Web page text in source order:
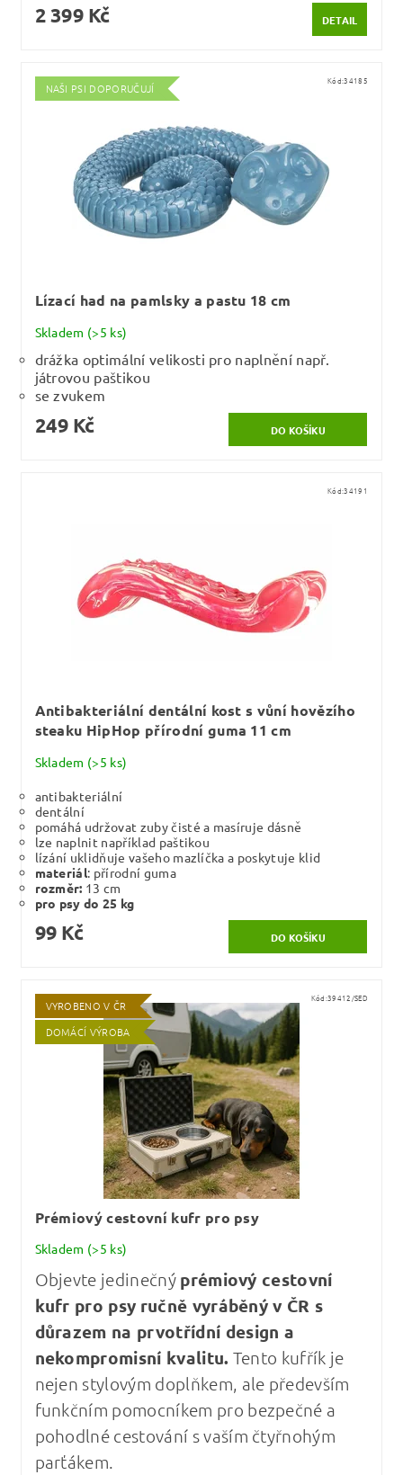
2 399 Kč DETAIL
NAŠI PSI DOPORUČUJÍ
Kód:34185
Lízací had na pamlsky a pastu 18 cm
Skladem (>5 ks)
drážka optimální velikosti pro naplnění např.
játrovou paštikou
se zvukem
249 Kč
Kód:34191
Antibakteriální dentální kost s vůní hovězího
steaku HipHop přírodní guma 11 cm
Skladem (>5 ks)
antibakteriální
dentální
pomáhá udržovat zuby čisté a masíruje dásně
lze naplnit například paštikou
lízání uklidňuje vašeho mazlíčka a poskytuje klid
materiál: přírodní guma
rozměr: 13 cm
pro psy do 25 kg
99 Kč
VYROBENO V ČR
DOMÁCÍ VÝROBA
Kód:39412/SED
Prémiový cestovní kufr pro psy
Skladem (>5 ks)
Objevte jedinečný prémiový cestovní
kufr pro psy ručně vyráběný v ČR s
důrazem na prvotřídní design a
nekompromisní kvalitu. Tento kufřík je
nejen stylovým doplňkem, ale především
funkčním pomocníkem pro bezpečné a
pohodlné cestování s vaším čtyřnohým
parťákem.